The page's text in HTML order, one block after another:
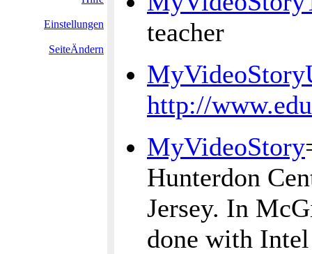
Einstellungen
SeiteÄndern
teacher
http://
MyVideoStory
Hunterdon
Jersey. In
done with